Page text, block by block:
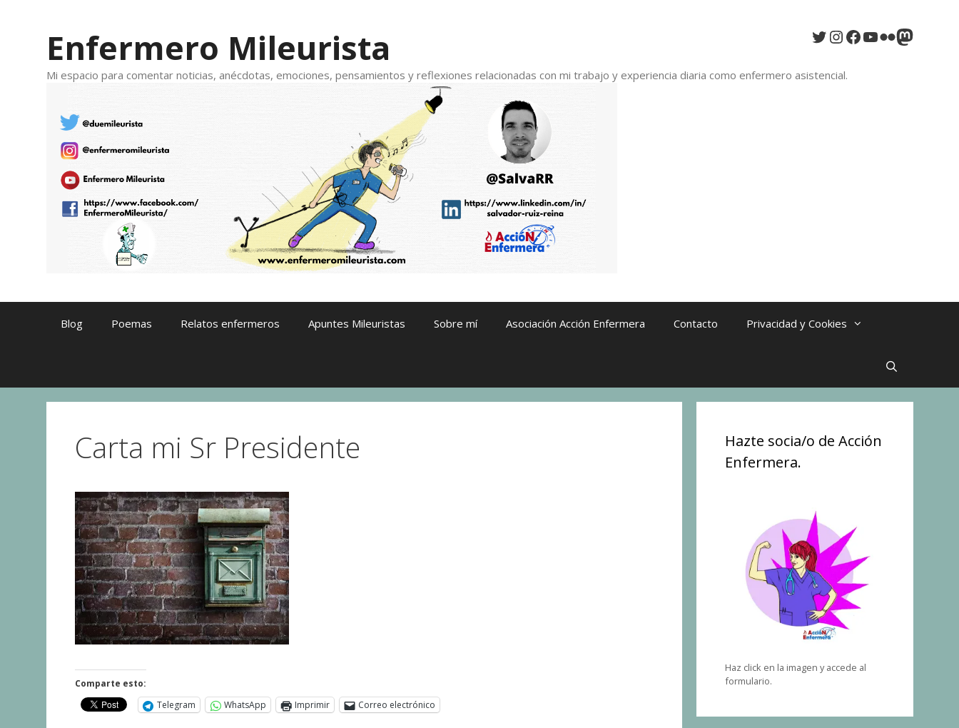
contenido
Twitter
Instagram
Facebook
YouTube
Flickr
Enfermero Mileurista
Mi espacio para comentar noticias, anécdotas, emociones, pensamientos y reflexiones relacionadas con mi trabajo y experiencia diaria como enfermero asistencial.
Blog Poemas Relatos enfermeros Apuntes Mileuristas Sobre mí Asociación Acción Enfermera Contacto Privacidad y Cookies
Carta mi Sr Presidente
Comparte esto:
Telegram
WhatsApp Imprimir Correo electrónico
Hazte socia/o de Acción
Enfermera.
Haz click en la imagen y accede al
formulario.